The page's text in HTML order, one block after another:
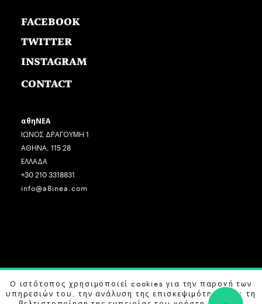
FACEBOOK
TWITTER
INSTAGRAM
CONTACT
αθηΝΕΑ
ΙΩΝΟΣ ΔΡΑΓΟΥΜΗ 1
ΑΘΗΝΑ, 115 28
ΕΛΛΑΔΑ
+30 210 3318831
info@a8inea.com
COPYRIGHT © 2026 αθηΝΕΑ, ALL RIGHTS RESERVED.
DESIGN BY G DESIGN STUDIO. DEVELOPED BYB LABS
Ο ιστότοπος χρησιμοποιεί cookies για την παροχή των
υπηρεσιών του, την ανάλυση της επισκεψιμότητας και τη